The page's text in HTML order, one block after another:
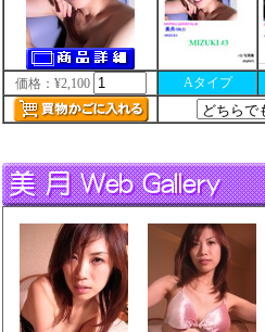
価格：¥2,100 Aタイプ